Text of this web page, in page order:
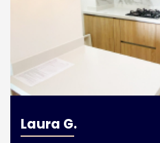
Laura G.